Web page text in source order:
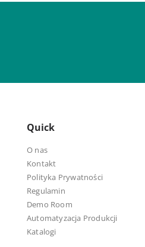
Quick
O nas
Kontakt
Polityka Prywatności
Regulamin
Demo Room
Automatyzacja Produkcji
Katalogi